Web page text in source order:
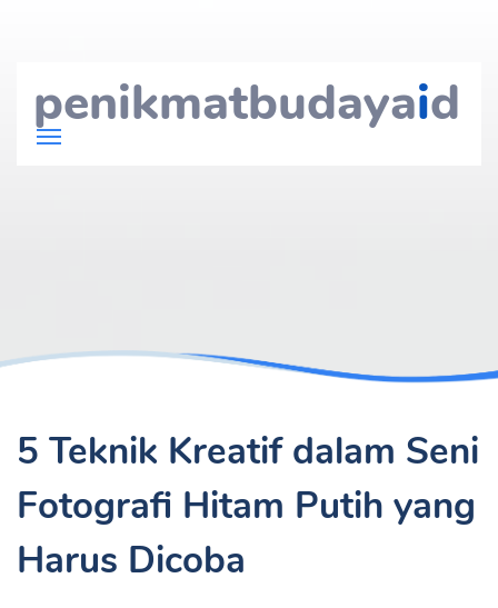
penikmatbudayaid
5 Teknik Kreatif dalam Seni
Fotografi Hitam Putih yang
Harus Dicoba